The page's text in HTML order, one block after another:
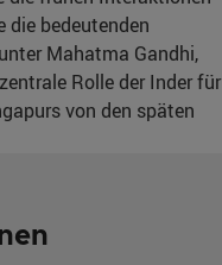
die bedeutenden
Mahatma Gandhi,
Rolle der Inder für
von den späten